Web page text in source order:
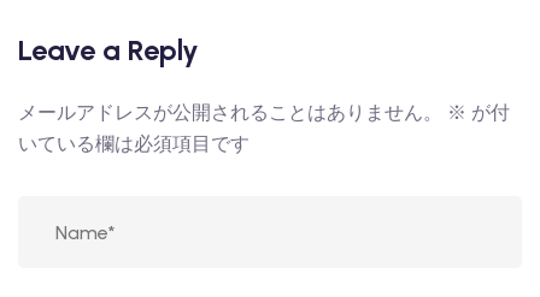
Leave a Reply
メールアドレスが公開されることはありません。 ※ が付
いている欄は必須項目です